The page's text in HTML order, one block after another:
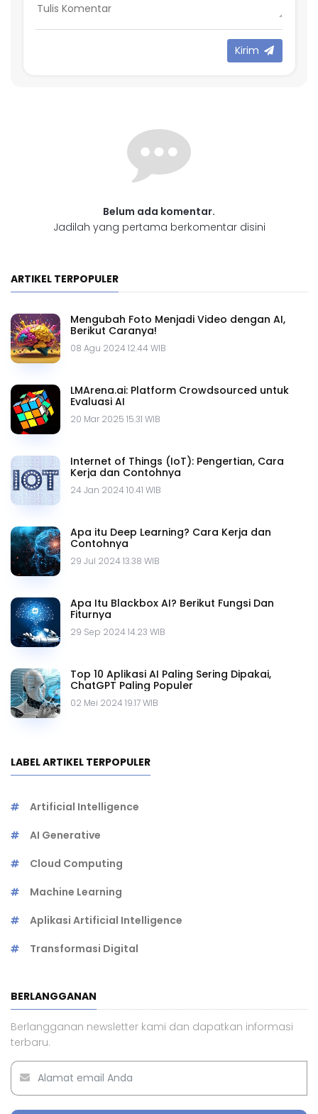
Kirim
Belum ada komentar.
Jadilah yang pertama berkomentar disini
ARTIKEL TERPOPULER
Mengubah Foto Menjadi Video dengan AI,
Berikut Caranya!
08 Agu 2024 12.44 WIB
LMArena.ai: Platform Crowdsourced untuk
Evaluasi AI
20 Mar 2025 15.31 WIB
Internet of Things (IoT): Pengertian, Cara
Kerja dan Contohnya
24 Jan 2024 10.41 WIB
Apa itu Deep Learning? Cara Kerja dan
Contohnya
29 Jul 2024 13.38 WIB
Apa Itu Blackbox AI? Berikut Fungsi Dan
Fiturnya
29 Sep 2024 14.23 WIB
Top 10 Aplikasi AI Paling Sering Dipakai,
ChatGPT Paling Populer
02 Mei 2024 19.17 WIB
LABEL ARTIKEL TERPOPULER
Artificial Intelligence
AI Generative
Cloud Computing
Machine Learning
Aplikasi Artificial Intelligence
Transformasi Digital
BERLANGGANAN
Berlangganan newsletter kami dan dapatkan informasi
terbaru.